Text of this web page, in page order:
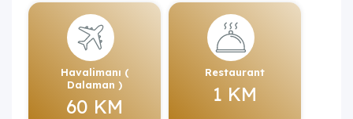
Havalimanı (
Dalaman )
60 KM
Restaurant
1 KM